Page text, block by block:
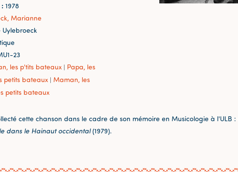
: 1978
Marianne
23
les p'tits bateaux | Papa, les
petits bateaux | Maman, les
petits bateaux
cette chanson dans le cadre de son mémoire en Musicologie à l'ULB :
dans le Hainaut occidental(1979).